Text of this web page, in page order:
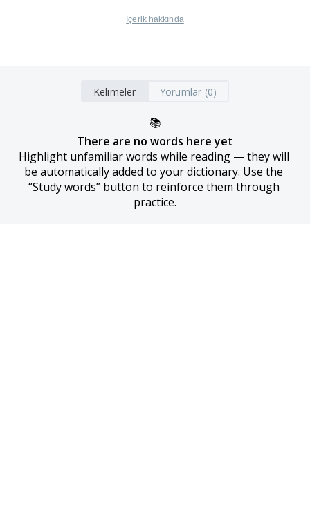
İçerik hakkında
Kelimeler Yorumlar (0)
📚
There are no words here yet
Highlight unfamiliar words while reading — they will
be automatically added to your dictionary. Use the
“Study words” button to reinforce them through
practice.